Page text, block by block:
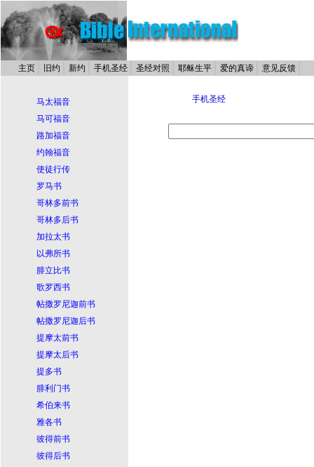
主页 旧约 新约 手机圣经 圣经对照 耶稣生平 爱的真谛 意见反馈
马太福音
马可福音
路加福音
约翰福音
使徒行传
罗马书
哥林多前书
哥林多后书
加拉太书
以弗所书
腓立比书
歌罗西书
帖撒罗尼迦前书
帖撒罗尼迦后书
提摩太前书
提摩太后书
提多书
腓利门书
希伯来书
雅各书
彼得前书
彼得后书
手机圣经